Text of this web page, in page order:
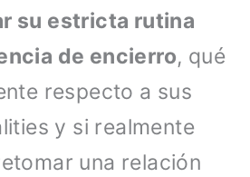
su estricta rutina
de encierro, qué
respecto a sus
y si realmente
una relación